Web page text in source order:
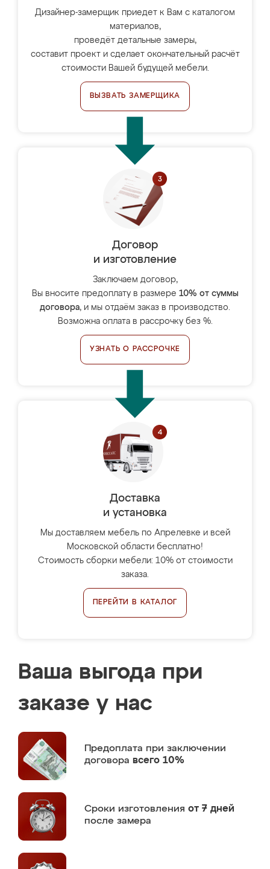
Дизайнер-замерщик приедет к Вам с каталогом
материалов,
проведёт детальные замеры,
составит проект и сделает окончательный расчёт
стоимости Вашей будущей мебели.
ВЫЗВАТЬ ЗАМЕРЩИКА
Договор
и изготовление
Заключаем договор,
Вы вносите предоплату в размере 10% от суммы
договора, и мы отдаём заказ в производство.
Возможна оплата в рассрочку без %.
УЗНАТЬ О РАССРОЧКЕ
Доставка
и установка
Мы доставляем мебель по Апрелевке и всей
Московской области бесплатно!
Стоимость сборки мебели: 10% от стоимости
заказа.
ПЕРЕЙТИ В КАТАЛОГ
Ваша выгода при
заказе у нас
Предоплата при заключении
договора всего 10%
Сроки изготовления от 7 дней
после замера